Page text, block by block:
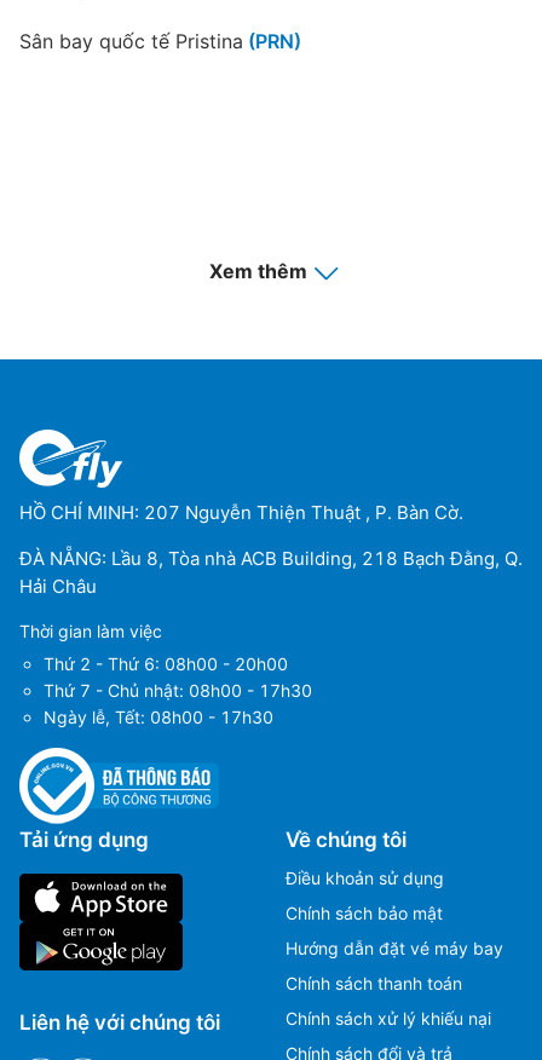
Sân bay quốc tế Pristina (PRN)
Xem thêm
HỒ CHÍ MINH: 207 Nguyễn Thiện Thuật , P. Bàn Cờ.
ĐÀ NẴNG: Lầu 8, Tòa nhà ACB Building, 218 Bạch Đằng, Q.
Hải Châu
Thời gian làm việc
Thứ 2 - Thứ 6: 08h00 - 20h00
Thứ 7 - Chủ nhật: 08h00 - 17h30
Ngày lễ, Tết: 08h00 - 17h30
Tải ứng dụng
Liên hệ với chúng tôi
Về chúng tôi
Điều khoản sử dụng
Chính sách bảo mật
Hướng dẫn đặt vé máy bay
Chính sách thanh toán
Chính sách xử lý khiếu nại
Chính sách đổi và trả